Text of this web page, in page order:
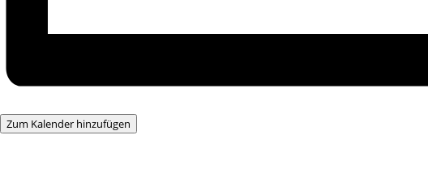
Zum Kalender hinzufügen